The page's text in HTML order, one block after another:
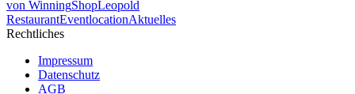
von WinningShopLeopold
RestaurantEventlocationAktuelles
Rechtliches
Impressum
Datenschutz
AGB